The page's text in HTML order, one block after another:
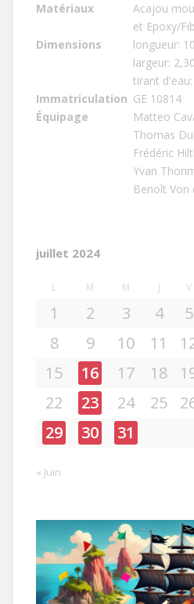
Matériaux
Acajou
et Epoxy/
Dimensions
longueur:
largeur:
tirant
Immatriculation GE 10814
Équipage
Matteo
Thomas
Frédéric
Yvan
Benoît Von
juillet 2024
L M M J V
1 2 3 4 5
8
9 10 11
15
16 17 18
22
23 24 25
29
30 31
« Juin